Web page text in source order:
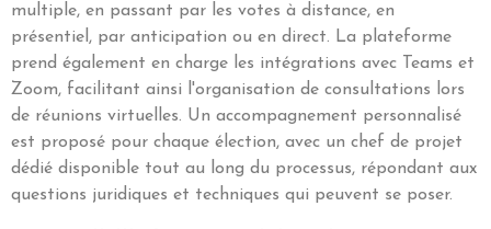
multiple, en passant par les votes à distance, en
présentiel, par anticipation ou en direct. La plateforme
prend également en charge les intégrations avec Teams et
Zoom, facilitant ainsi l'organisation de consultations lors
de réunions virtuelles. Un accompagnement personnalisé
est proposé pour chaque élection, avec un chef de projet
dédié disponible tout au long du processus, répondant aux
questions juridiques et techniques qui peuvent se poser.